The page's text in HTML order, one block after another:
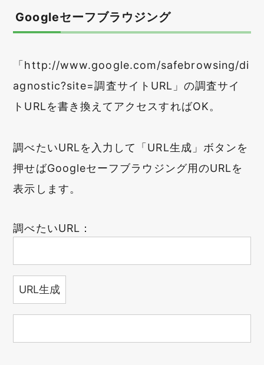
Googleセーフブラウジング
「http://www.google.com/safebrowsing/di
agnostic?site=調査サイトURL」の調査サイ
トURLを書き換えてアクセスすればOK。
調べたいURLを入力して「URL生成」ボタンを
押せばGoogleセーフブラウジング用のURLを
表示します。
調べたいURL：